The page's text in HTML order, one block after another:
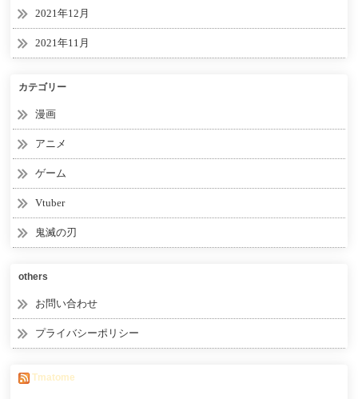
2021年12月
2021年11月
カテゴリー
漫画
アニメ
ゲーム
Vtuber
鬼滅の刃
others
お問い合わせ
プライバシーポリシー
Tmatome